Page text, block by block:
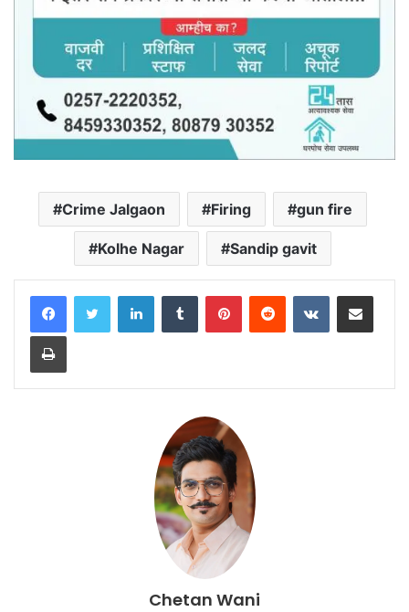
Crime Jalgaon Firing gun fire
Kolhe Nagar Sandip gavit
LinkedInTumblr PinterestReddit VKontakteShare via Email
Print
Chetan Wani